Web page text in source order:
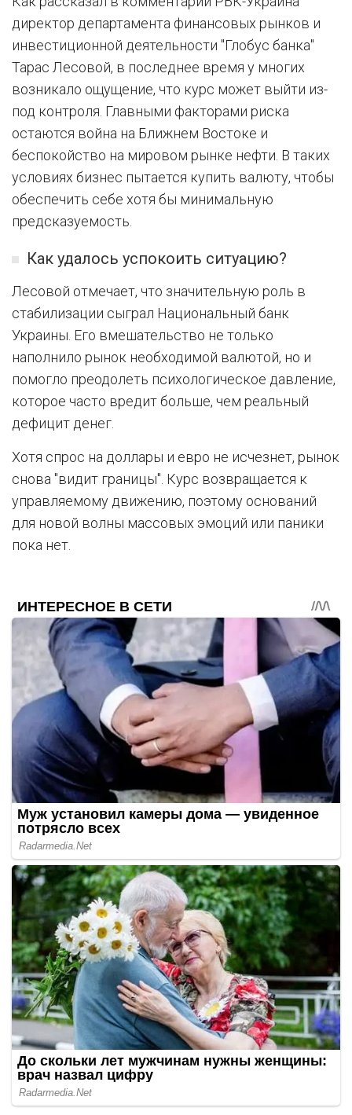
директор департамента финансовых рынков и
инвестиционной деятельности "Глобус банка"
Тарас Лесовой, в последнее время у многих
возникало ощущение, что курс может выйти из-
под контроля. Главными факторами риска
остаются война на Ближнем Востоке и
беспокойство на мировом рынке нефти. В таких
условиях бизнес пытается купить валюту, чтобы
обеспечить себе хотя бы минимальную
предсказуемость.
Как удалось успокоить ситуацию?
Лесовой отмечает, что значительную роль в
стабилизации сыграл Национальный банк
Украины. Его вмешательство не только
наполнило рынок необходимой валютой, но и
помогло преодолеть психологическое давление,
которое часто вредит больше, чем реальный
дефицит денег.
Хотя спрос на доллары и евро не исчезнет, рынок
снова "видит границы". Курс возвращается к
управляемому движению, поэтому оснований
для новой волны массовых эмоций или паники
пока нет.